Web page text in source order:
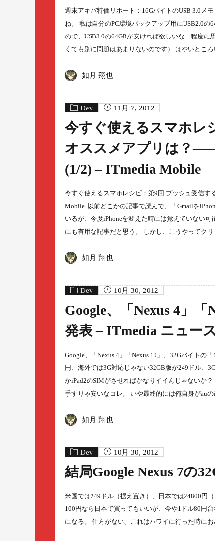
週末アキバ特価リポート：16GバイトのUSB 3.0メ
ね。 私は自分のPC環境バックアップ用にUSB2.0
ので、USB3.0の64GBが安ければ欲しいなー程度
くても別に問題はあまりないのです） はやいとこ
如月 翔也
Dev 11月 7, 2012
今すぐ使えるスマホレ
オススメアプリは？
(1/2) – ITmedia Mobile
今すぐ使えるスマホレシピ：第9回 プッシュ受信
Mobile. 以前どこかの記事で読んで、「Gmailを
いるが、今度iPhoneを変えた時には覚えていない
にも有用な記事だと思う。 しかし、こうやってク
如月 翔也
Dev 10月 30, 2012
Google、「Nexus 4」
発表 – ITmedia ニュース
Google、「Nexus 4」「Nexus 10」、32Gバイトの
円、海外では3G対応じゃない32GB版が249ドル、
かiPad2のSIMがさせればかなりイイんじゃないか
手すりゃ安いなコレ。 いや最終的には俺自身がau
如月 翔也
Dev 10月 30, 2012
結局Google Nexus 7の
米国では249ドル（据え置き）、日本では24800円
100円なら日本で買ってもいいが、今や1ドル80円
になる。 仕方がない、これはハワイに行った時に